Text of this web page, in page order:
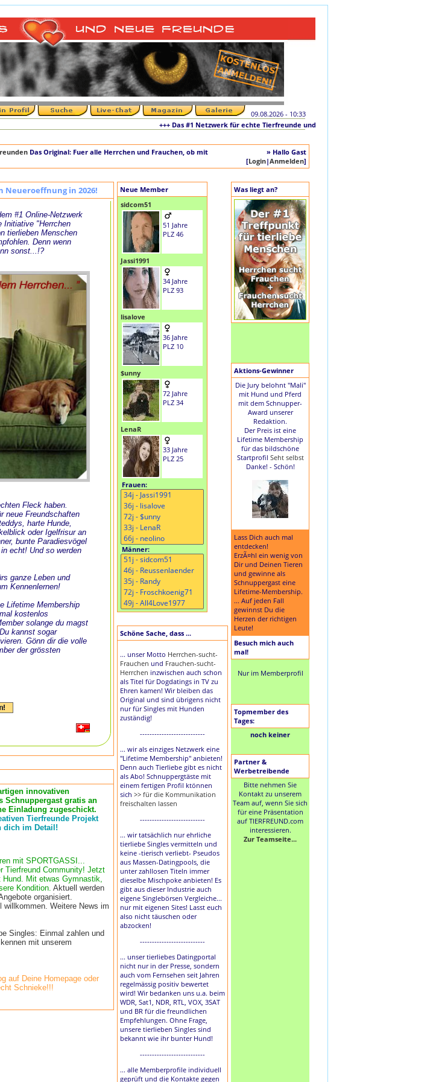
09.08.2026 - 10:33
+++ Das #1 Netzwerk für echte Tierfreunde und tierliebe Singles +++ Die originale
Das Original: Fuer alle Herrchen und Frauchen, ob mit
» Hallo Gast
[Login|Anmelden]
in 2026!
#1 Online-Netzwerk
Initiative "Herrchen
tierlieben Menschen
Denn wenn
sonst...!?
Fleck haben.
neue Freundschaften
harte Hunde,
oder Igelfrisur an
bunte Paradiesvögel
echt! Und so werden
ganze Leben und
Kennenlernen!
Lifetime Membership
kostenlos
solange du magst
kannst sogar
Gönn dir die volle
der grössten
innovativen
Schnuppergast gratis an
Einladung zugeschickt.
Tierfreunde Projekt
dich im Detail!
mit SPORTGASSI...
Tierfreund Community! Jetzt
Mit etwas Gymnastik,
Kondition. Aktuell werden
organisiert.
willkommen. Weitere News im
Singles: Einmal zahlen und
mit unserem
auf Deine Homepage oder
Schnieke!!!
Neue Member
sidcom51
51 Jahre
PLZ 46
Jassi1991
34 Jahre
PLZ 93
lisalove
36 Jahre
PLZ 10
$unny
72 Jahre
PLZ 34
LenaR
33 Jahre
PLZ 25
Frauen:
Männer:
Schöne Sache, dass ...
... unser Motto Herrchen-sucht-
Frauchen und Frauchen-sucht-
Herrchen inzwischen auch schon
als Titel für Dogdatings in TV zu
Ehren kamen! Wir bleiben das
Original und sind übrigens nicht
nur für Singles mit Hunden
zuständig!
---------------------------
... wir als einziges Netzwerk eine
"Lifetime Membership" anbieten!
Denn auch Tierliebe gibt es nicht
als Abo! Schnuppergtäste mit
einem fertigen Profil ktönnen
sich >> für die Kommunikation
freischalten lassen
---------------------------
... wir tatsächlich nur ehrliche
tierliebe Singles vermitteln und
keine -tierisch verliebt- Pseudos
aus Massen-Datingpools, die
unter zahllosen Titeln immer
dieselbe Mischpoke anbieten! Es
gibt aus dieser Industrie auch
eigene Singlebörsen Vergleiche...
nur mit eigenen Sites! Lasst euch
also nicht täuschen oder
abzocken!
---------------------------
... unser tierliebes Datingportal
nicht nur in der Presse, sondern
auch vom Fernsehen seit Jahren
regelmässig positiv bewertet
wird! Wir bedanken uns u.a. beim
WDR, Sat1, NDR, RTL, VOX, 3SAT
und BR für die freundlichen
Empfehlungen. Ohne Frage,
unsere tierlieben Singles sind
bekannt wie ihr bunter Hund!
---------------------------
... alle Memberprofile individuell
geprüft und die Kontakte gegen
Was liegt an?
Aktions-Gewinner
Die Jury belohnt "Mali"
mit Hund und Pferd
mit dem Schnupper-
Award unserer
Redaktion.
Der Preis ist eine
Lifetime Membership
für das bildschöne
Startprofil Seht selbst
Danke! - Schön!
Lass Dich auch mal
entdecken!
ErzÃ¤hl ein wenig von
Dir und Deinen Tieren
und gewinne als
Schnuppergast eine
Lifetime-Membership.
... Auf jeden Fall
gewinnst Du die
Herzen der richtigen
Leute!
Besuch mich auch
mal!
Nur im Memberprofil
Topmember des
Tages:
noch keiner
Partner &
Werbetreibende
Bitte nehmen Sie
Kontakt zu unserem
Team auf, wenn Sie sich
für eine Präsentation
auf TIERFREUND.com
interessieren.
Zur Teamseite...